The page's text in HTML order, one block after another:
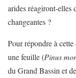
arides réagiront-elles
changeantes ?
Pour répondre à
une feuille (Pinus
du Grand Bassin et